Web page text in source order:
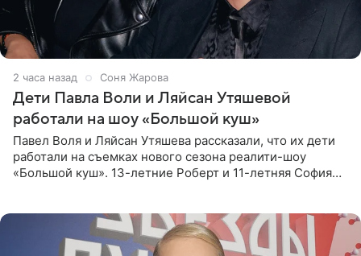
2 часа назад Соня Жарова
Дети Павла Воли и Ляйсан Утяшевой
работали на шоу «Большой куш»
Павел Воля и Ляйсан Утяшева рассказали, что их дети
работали на съемках нового сезона реалити-шоу
«Большой куш». 13-летние Роберт и 11-летняя София